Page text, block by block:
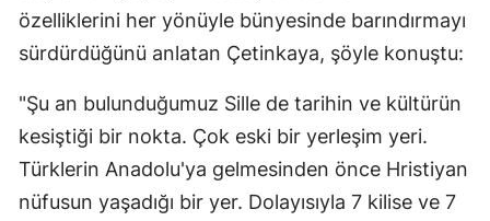
Iğdır
Yalova
Karabük
Kilis
Osmaniye
özelliklerini her yönüyle bünyesinde barındırmayı
sürdürdüğünü anlatan Çetinkaya, şöyle konuştu:
"Şu an bulunduğumuz Sille de tarihin ve kültürün
kesiştiği bir nokta. Çok eski bir yerleşim yeri.
Türklerin Anadolu'ya gelmesinden önce Hristiyan
nüfusun yaşadığı bir yer. Dolayısıyla 7 kilise ve 7